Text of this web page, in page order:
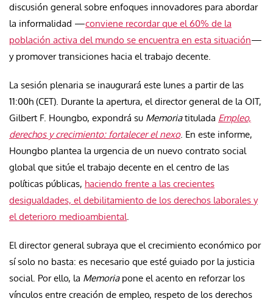
discusión general sobre enfoques innovadores para abordar
la informalidad —conviene recordar que el 60% de la
población activa del mundo se encuentra en esta situación—
y promover transiciones hacia el trabajo decente.
La sesión plenaria se inaugurará este lunes a partir de las
11:00h (CET). Durante la apertura, el director general de la OIT,
Gilbert F. Houngbo, expondrá su Memoriatitulada Empleo,
derechos y crecimiento: fortalecer el nexo. En este informe,
Houngbo plantea la urgencia de un nuevo contrato social
global que sitúe el trabajo decente en el centro de las
políticas públicas, haciendo frente a las crecientes
desigualdades, el debilitamiento de los derechos laborales y
el deterioro medioambiental
El director general subraya que el crecimiento económico por
sí solo no basta: es necesario que esté guiado por la justicia
social. Por ello, la Memoriapone el acento en reforzar los
vínculos entre creación de empleo, respeto de los derechos